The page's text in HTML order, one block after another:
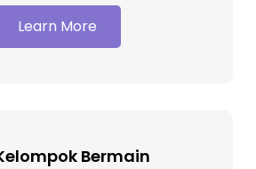
dibekali ilmu
Learn More
Bermain